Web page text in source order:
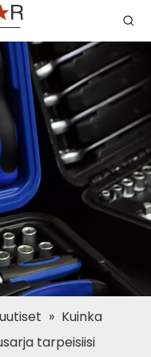
» Kuinka
tarpeisiisi